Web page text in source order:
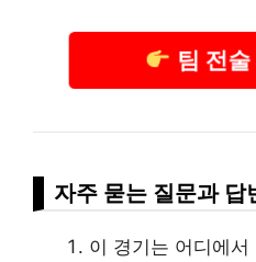
팀 전술
자주 묻는 질문과 답
이 경기는 어디에서